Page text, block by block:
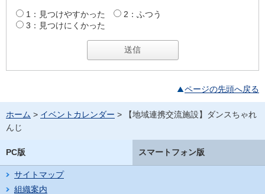
1：見つけやすかった
2：ふつう
3：見つけにくかった
ページの先頭へ戻る
ホーム > イベントカレンダー > 【地域連携交流施設】ダンスちゃれ
んじ
PC版 スマートフォン版
サイトマップ
組織案内